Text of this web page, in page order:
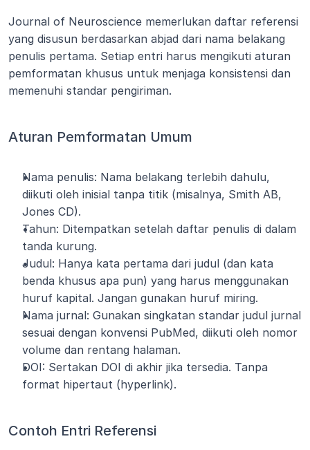
Journal of Neuroscience memerlukan daftar referensi
yang disusun berdasarkan abjad dari nama belakang
penulis pertama. Setiap entri harus mengikuti aturan
pemformatan khusus untuk menjaga konsistensi dan
memenuhi standar pengiriman.
Aturan Pemformatan Umum
Nama penulis: Nama belakang terlebih dahulu,
diikuti oleh inisial tanpa titik (misalnya, Smith AB,
Jones CD).
Tahun: Ditempatkan setelah daftar penulis di dalam
tanda kurung.
Judul: Hanya kata pertama dari judul (dan kata
benda khusus apa pun) yang harus menggunakan
huruf kapital. Jangan gunakan huruf miring.
Nama jurnal: Gunakan singkatan standar judul jurnal
sesuai dengan konvensi PubMed, diikuti oleh nomor
volume dan rentang halaman.
DOI: Sertakan DOI di akhir jika tersedia. Tanpa
format hipertaut (hyperlink).
Contoh Entri Referensi